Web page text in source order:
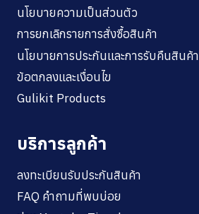
นโยบายความเป็นส่วนตัว
การยกเลิกรายการสั่งซื้อสินค้า
นโยบายการประกันและการรับคืนสินค้า
ข้อตกลงและเงื่อนไข
Gulikit Products
บริการลูกค้า
ลงทะเบียนรับประกันสินค้า
FAQ คำถามที่พบบ่อย